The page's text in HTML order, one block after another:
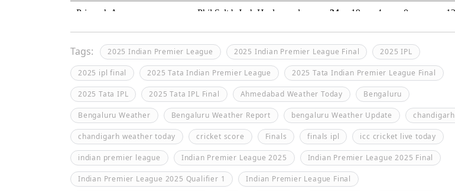
Tags: 2025 Indian Premier League 2025 Indian Premier League Final 2025 IPL
2025 ipl final 2025 Tata Indian Premier League 2025 Tata Indian Premier League Final
2025 Tata IPL 2025 Tata IPL Final Ahmedabad Weather Today Bengaluru
Bengaluru Weather Bengaluru Weather Report bengaluru Weather Update chandigarh
chandigarh weather today cricket score Finals finals ipl icc cricket live today
indian premier league Indian Premier League 2025 Indian Premier League 2025 Final
Indian Premier League 2025 Qualifier 1 Indian Premier League Final